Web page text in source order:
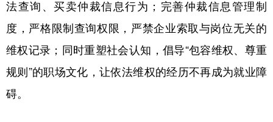
法查询、买卖仲裁信息行为；完善仲裁信息管理制
度，严格限制查询权限，严禁企业索取与岗位无关的
维权记录；同时重塑社会认知，倡导“包容维权、尊重
规则”的职场文化，让依法维权的经历不再成为就业障
碍。